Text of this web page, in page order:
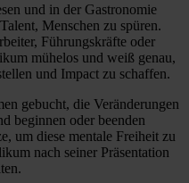
und in der Gastronomie
Menschen zu spüren.
Führungskräfte oder
mühelos und weiß genau,
und Impact zu schaffen.
gebucht, die Veränderungen
beginnen oder beenden
um diese mentale Freiheit zu
nach seiner Präsentation